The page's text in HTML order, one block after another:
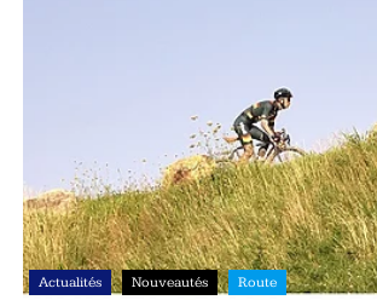
Actualités Nouveautés Route